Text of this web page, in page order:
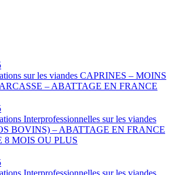
sur les viandes CAPRINES – MOINS
– ABATTAGE EN FRANCE
Interprofessionnelles sur les viandes
BOVINS) – ABATTAGE EN FRANCE
8 MOIS OU PLUS
Interprofessionnelles sur les viandes